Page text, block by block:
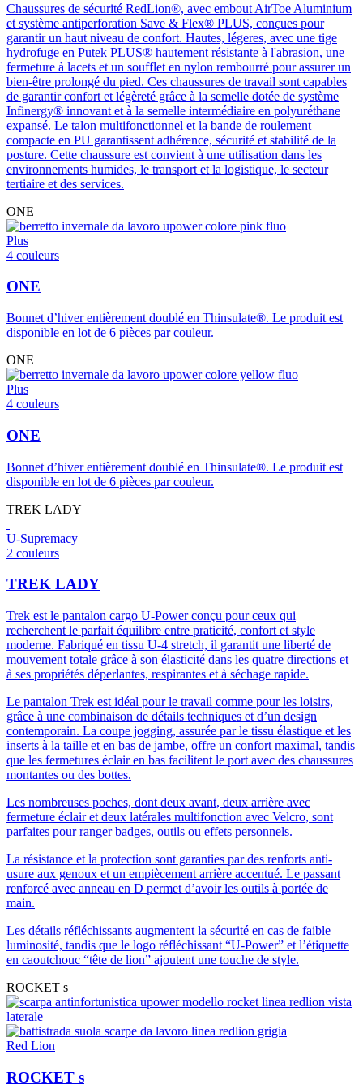
Chaussures de sécurité RedLion®, avec embout AirToe Aluminium
et système antiperforation Save & Flex® PLUS, conçues pour
garantir un haut niveau de confort. Hautes, légeres, avec une tige
hydrofuge en Putek PLUS® hautement résistante à l'abrasion, une
fermeture à lacets et un soufflet en nylon rembourré pour assurer un
bien-être prolongé du pied. Ces chaussures de travail sont capables
de garantir confort et légèreté grâce à la semelle dotée de système
Infinergy® innovant et à la semelle intermédiaire en polyuréthane
expansé. Le talon multifonctionnel et la bande de roulement
compacte en PU garantissent adhérence, sécurité et stabilité de la
posture. Cette chaussure est convient à une utilisation dans les
environnements humides, le transport et la logistique, le secteur
tertiaire et des services.
ONE
Plus
4 couleurs
ONE
Bonnet d’hiver entièrement doublé en Thinsulate®. Le produit est
disponible en lot de 6 pièces par couleur.
ONE
Plus
4 couleurs
ONE
Bonnet d’hiver entièrement doublé en Thinsulate®. Le produit est
disponible en lot de 6 pièces par couleur.
TREK LADY
U-Supremacy
2 couleurs
TREK LADY
Trek est le pantalon cargo U-Power conçu pour ceux qui
recherchent le parfait équilibre entre praticité, confort et style
moderne. Fabriqué en tissu U-4 stretch, il garantit une liberté de
mouvement totale grâce à son élasticité dans les quatre directions et
à ses propriétés déperlantes, respirantes et à séchage rapide.
Le pantalon Trek est idéal pour le travail comme pour les loisirs,
grâce à une combinaison de détails techniques et d’un design
contemporain. La coupe jogging, assurée par le tissu élastique et les
inserts à la taille et en bas de jambe, offre un confort maximal, tandis
que les fermetures éclair en bas facilitent le port avec des chaussures
montantes ou des bottes.
Les nombreuses poches, dont deux avant, deux arrière avec
fermeture éclair et deux latérales multifonction avec Velcro, sont
parfaites pour ranger badges, outils ou effets personnels.
La résistance et la protection sont garanties par des renforts anti-
usure aux genoux et un empiècement arrière accentué. Le passant
renforcé avec anneau en D permet d’avoir les outils à portée de
main.
Les détails réfléchissants augmentent la sécurité en cas de faible
luminosité, tandis que le logo réfléchissant “U-Power” et l’étiquette
en caoutchouc “tête de lion” ajoutent une touche de style.
ROCKET s
Red Lion
ROCKET s